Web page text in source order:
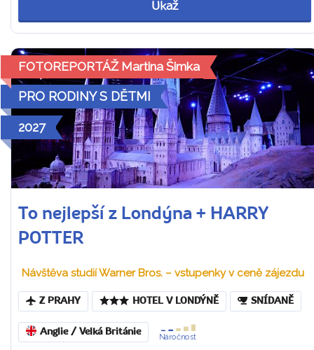
Ukaž
FOTOREPORTÁŽ Martina Šimka
PRO RODINY S DĚTMI
2027
To nejlepší z Londýna + HARRY
POTTER
Návštěva studií Warner Bros. – vstupenky v ceně zájezdu
Z PRAHY HOTEL V LONDÝNĚ SNÍDANĚ
Anglie / Velká Británie
Náročnost